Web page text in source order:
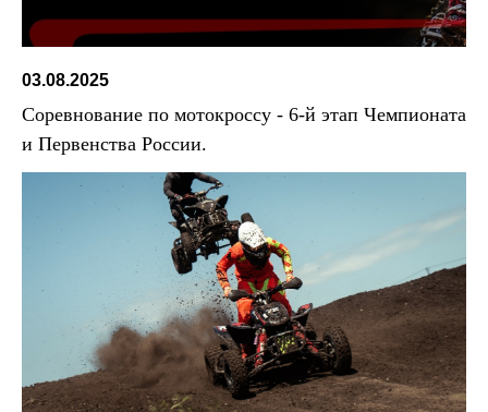
03.08.2025
Соревнование по мотокроссу - 6-й этап Чемпионата
и Первенства России.